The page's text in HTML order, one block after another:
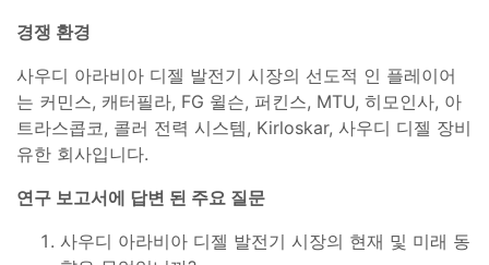
경쟁 환경
사우디 아라비아 디젤 발전기 시장의 선도적 인 플레이어
는 커민스, 캐터필라, FG 윌슨, 퍼킨스, MTU, 히모인사, 아
트라스콥코, 콜러 전력 시스템, Kirloskar, 사우디 디젤 장비
유한 회사입니다.
연구 보고서에 답변 된 주요 질문
사우디 아라비아 디젤 발전기 시장의 현재 및 미래 동